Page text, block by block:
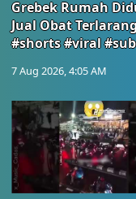
Grebek Rumah
Jual Obat
#shorts #viral
7 Aug 2026, 4:05 AM